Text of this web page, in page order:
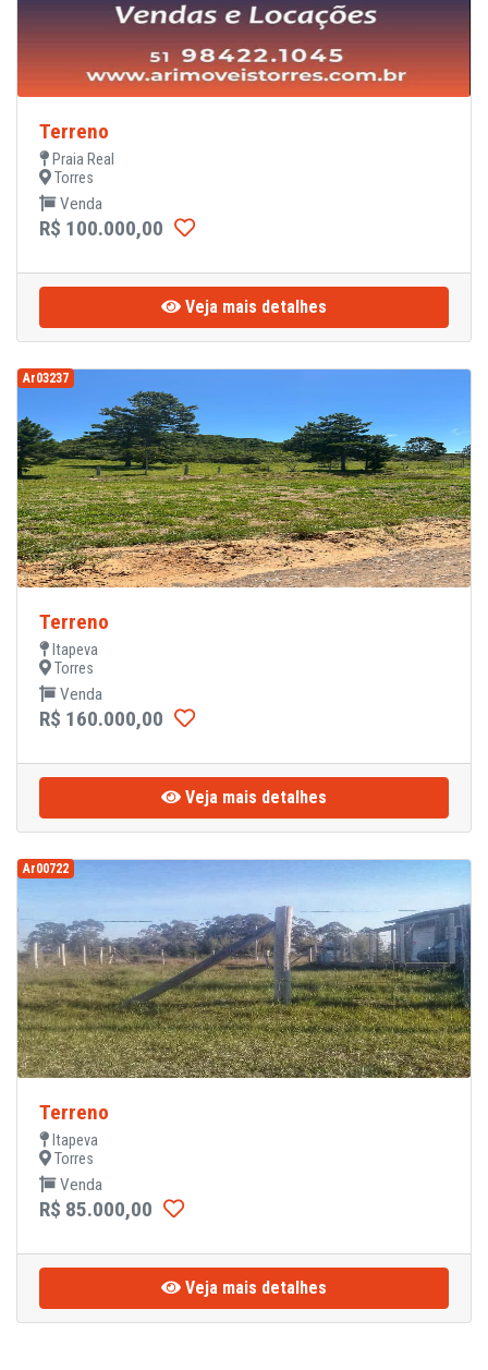
Terreno
Praia Real
Torres
Venda
R$ 100.000,00
Veja mais detalhes
Ar03237
Terreno
Itapeva
Torres
Venda
R$ 160.000,00
Veja mais detalhes
Ar00722
Terreno
Itapeva
Torres
Venda
R$ 85.000,00
Veja mais detalhes